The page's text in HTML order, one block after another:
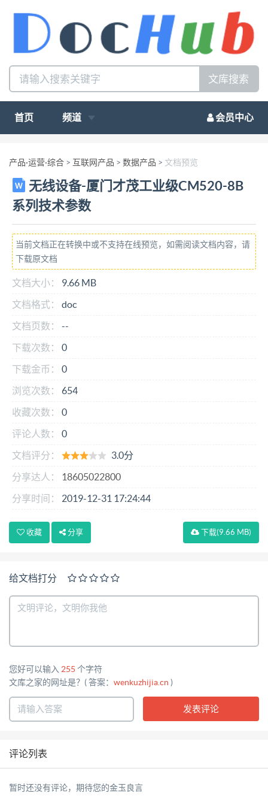
文库搜索
首页 频道 会员中心
产品·运营·综合 > 互联网产品 > 数据产品 > 文档预览
无线设备-厦门才茂工业级CM520-8B
系列技术参数
当前文档正在转换中或不支持在线预览，如需阅读文档内容，请
下载原文档
文档大小：
9.66 MB
文档格式：
doc
文档页数：
--
下载次数：
0
下载金币：
0
浏览次数：
654
收藏次数：
0
评论人数：
0
文档评分：
3.0分
分享达人：
18605022800
分享时间：
2019-12-31 17:24:44
下载(9.66 MB)
收藏 分享
给文档打分
您好可以输入 255 个字符
文库之家的网址是？( 答案： wenkuzhijia.cn )
评论列表
暂时还没有评论，期待您的金玉良言